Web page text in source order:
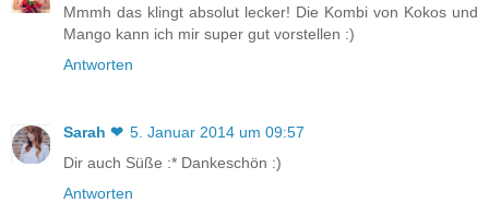
Mmmh das klingt absolut lecker! Die Kombi von Kokos und
Mango kann ich mir super gut vorstellen :)
Antworten
Sarah ❤ 5. Januar 2014 um 09:57
Dir auch Süße :* Dankeschön :)
Antworten